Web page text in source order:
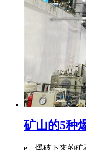
矿山的5种
e、爆破下来的